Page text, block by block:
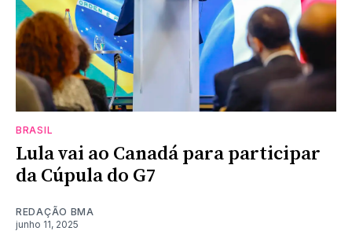
BRASIL
Lula vai ao Canadá para participar
da Cúpula do G7
REDAÇÃO BMA
junho 11, 2025